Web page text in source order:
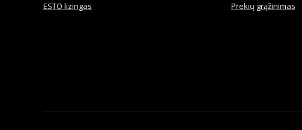
ESTO lizingas
Prekių grąžinimas